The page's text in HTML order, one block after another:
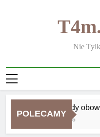
Nie
POLECAMY
Jakie zasady
2 Tygodnie Ago